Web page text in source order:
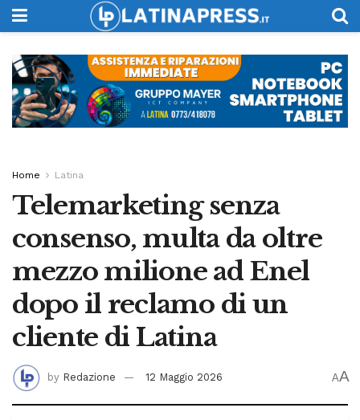
Home Latina
Telemarketing senza
consenso, multa da oltre
mezzo milione ad Enel
dopo il reclamo di un
cliente di Latina
by Redazione 12 Maggio 2026 AA